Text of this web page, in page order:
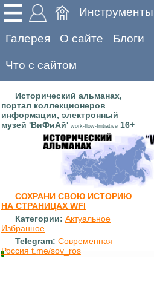
Инструменты
Галерея О сайте Блоги
Что с сайтом
Исторический альманах,
портал коллекционеров
информации, электронный
музей 'ВиФиАй' work-flow-Initiative 16+
СОХРАНИ СВОЮ ИСТОРИЮ
НА СТРАНИЦАХ WFI
Категории: Актуальное
Избранное
Telegram: Современная
Россия t.me/sov_ros